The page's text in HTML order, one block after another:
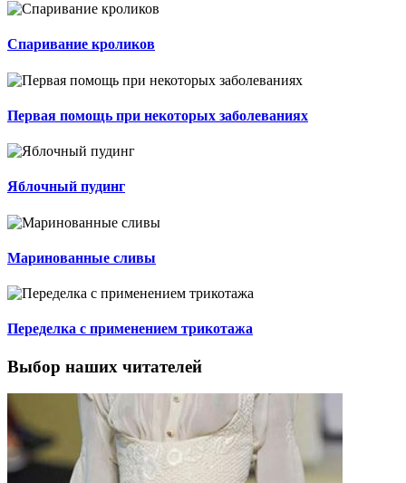
Спаривание кроликов
Первая помощь при некоторых заболеваниях
Яблочный пудинг
Маринованные сливы
Переделка с применением трикотажа
Выбор наших читателей